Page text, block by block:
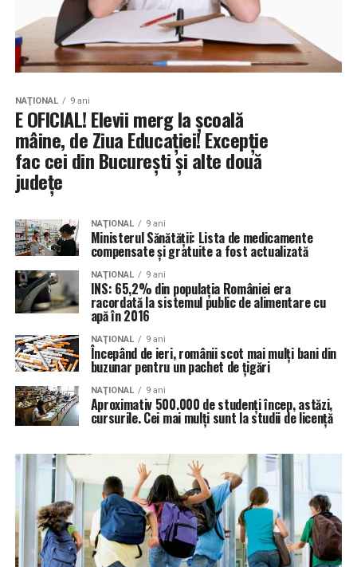
NAŢIONAL 9 ani
E OFICIAL! Elevii merg la şcoală
mâine, de Ziua Educaţiei! Excepţie
fac cei din Bucureşti şi alte două
judeţe
NAŢIONAL 9 ani
Ministerul Sănătății: Lista de medicamente
compensate și gratuite a fost actualizată
NAŢIONAL 9 ani
INS: 65,2% din populația României era
racordată la sistemul public de alimentare cu
apă în 2016
NAŢIONAL 9 ani
Începând de ieri, românii scot mai mulți bani din
buzunar pentru un pachet de țigări
NAŢIONAL 9 ani
Aproximativ 500.000 de studenţi încep, astăzi,
cursurile. Cei mai mulţi sunt la studii de licenţă